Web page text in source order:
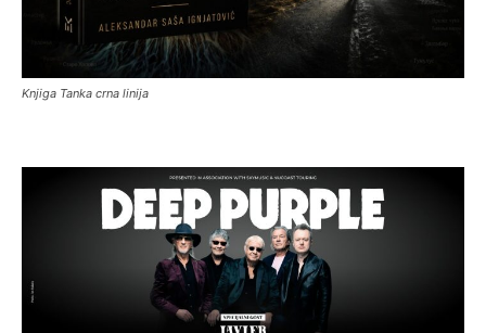
Knjiga Tanka crna linija